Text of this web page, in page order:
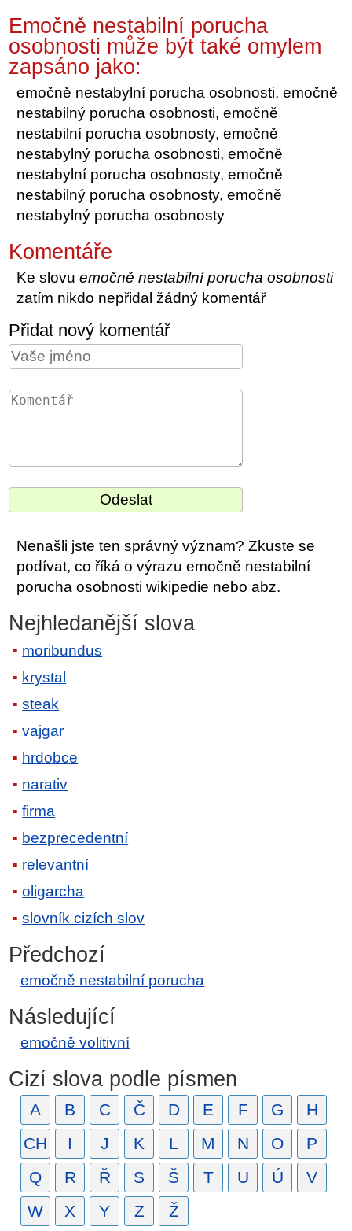
Emočně nestabilní porucha
osobnosti může být také omylem
zapsáno jako:
emočně nestabylní porucha osobnosti, emočně
nestabilný porucha osobnosti, emočně
nestabilní porucha osobnosty, emočně
nestabylný porucha osobnosti, emočně
nestabylní porucha osobnosty, emočně
nestabilný porucha osobnosty, emočně
nestabylný porucha osobnosty
Komentáře
Ke slovuemočně nestabilní porucha osobnosti
zatím nikdo nepřidal žádný komentář
Přidat nový komentář
Nenašli jste ten správný význam? Zkuste se
podívat, co říká o výrazu emočně nestabilní
porucha osobnosti wikipedie nebo abz.
Nejhledanější slova
moribundus
krystal
steak
vajgar
hrdobce
narativ
firma
bezprecedentní
relevantní
oligarcha
slovník cizích slov
Předchozí
emočně nestabilní porucha
Následující
emočně volitivní
Cizí slova podle písmen
A B C Č D E F G
H
CH
I J K L M N O
P
Q
R Ř S Š T U Ú
V
W
X Y Z Ž